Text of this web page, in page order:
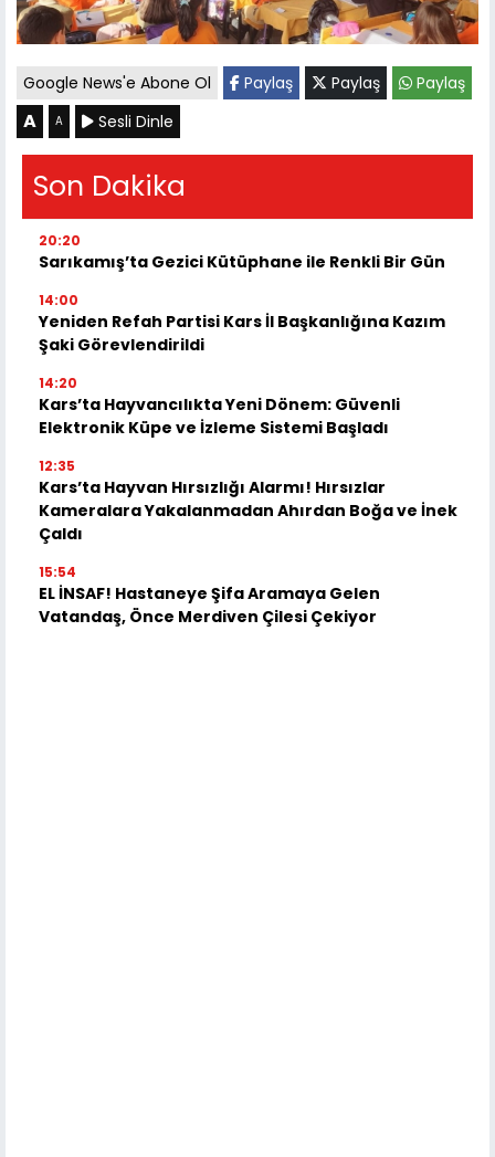
Google News'e Abone Ol Paylaş Paylaş Paylaş
A A Sesli Dinle
Son Dakika
20:20
Sarıkamış’ta Gezici Kütüphane ile Renkli Bir Gün
14:00
Yeniden Refah Partisi Kars İl Başkanlığına Kazım
Şaki Görevlendirildi
14:20
Kars’ta Hayvancılıkta Yeni Dönem: Güvenli
Elektronik Küpe ve İzleme Sistemi Başladı
12:35
Kars’ta Hayvan Hırsızlığı Alarmı! Hırsızlar
Kameralara Yakalanmadan Ahırdan Boğa ve İnek
Çaldı
15:54
EL İNSAF! Hastaneye Şifa Aramaya Gelen
Vatandaş, Önce Merdiven Çilesi Çekiyor